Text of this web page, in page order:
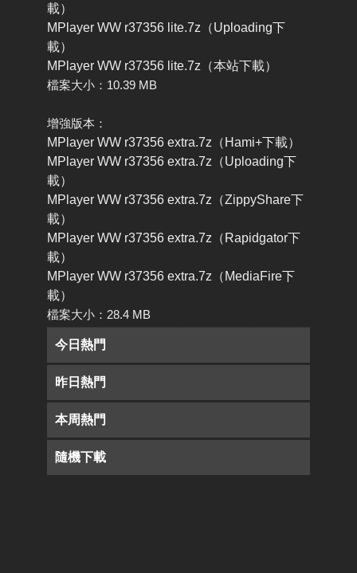
載）
MPlayer WW r37356 lite.7z（Uploading下
載）
MPlayer WW r37356 lite.7z（本站下載）
檔案大小：10.39 MB
增強版本：
MPlayer WW r37356 extra.7z（Hami+下載）
MPlayer WW r37356 extra.7z（Uploading下
載）
MPlayer WW r37356 extra.7z（ZippyShare下
載）
MPlayer WW r37356 extra.7z（Rapidgator下
載）
MPlayer WW r37356 extra.7z（MediaFire下
載）
檔案大小：28.4 MB
今日熱門
昨日熱門
本周熱門
隨機下載